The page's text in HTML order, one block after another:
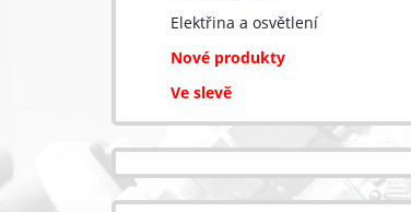
Elektřina a osvětlení
Nové produkty
Ve slevě